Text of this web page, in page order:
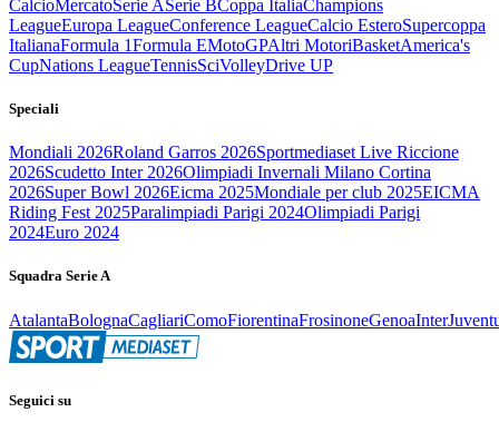
CalcioMercatoSerie ASerie BCoppa ItaliaChampions
LeagueEuropa LeagueConference LeagueCalcio EsteroSupercoppa
ItalianaFormula 1Formula EMotoGPAltri MotoriBasketAmerica's
CupNations LeagueTennisSciVolleyDrive UP
Speciali
Mondiali 2026Roland Garros 2026Sportmediaset Live Riccione
2026Scudetto Inter 2026Olimpiadi Invernali Milano Cortina
2026Super Bowl 2026Eicma 2025Mondiale per club 2025EICMA
Riding Fest 2025Paralimpiadi Parigi 2024Olimpiadi Parigi
2024Euro 2024
Squadra Serie A
AtalantaBolognaCagliariComoFiorentinaFrosinoneGenoaInter
Seguici su